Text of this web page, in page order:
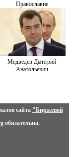
Православие
Медведев Дмитрий
Анатольевич
сайта "Биржевой
обязательна.